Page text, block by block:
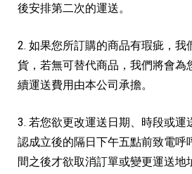
後安排第二次的運送。
2. 如果您所訂購的商品有瑕疵，我
貨，若無可替代商品，我們將會為
續運送費用由本公司承擔。
3. 若您欲更改運送日期、時段或運
認成立後的隔日下午五點前致電呼
間之後才欲取消訂單或變更運送地